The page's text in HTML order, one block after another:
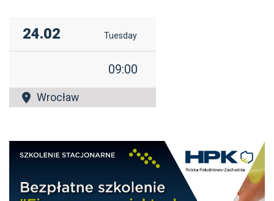
24.02 Tuesday
09:00
Wrocław